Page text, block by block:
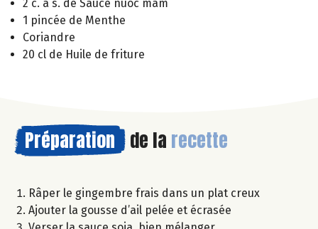
2 c. à s. de Sauce nuoc mam
1 pincée de Menthe
Coriandre
20 cl de Huile de friture
Préparation de la recette
Râper le gingembre frais dans un plat creux
Ajouter la gousse d’ail pelée et écrasée